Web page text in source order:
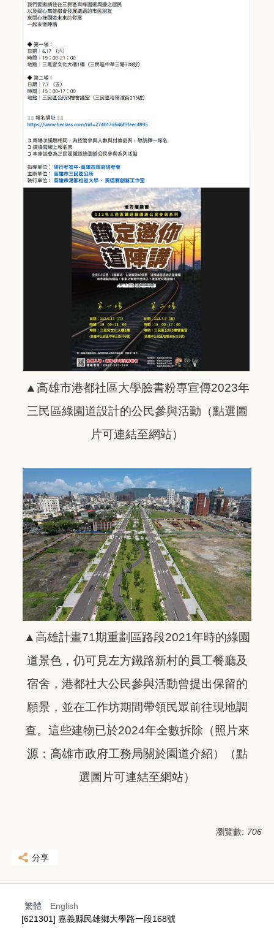
▲高雄市港都社區大學臉書粉專宣傳2023年
三民區綠園道設計的公民參與活動 （點選圖
片可連結至網站）
▲高雄計畫71期重劃區路段2021年時的綠園
道景色，仍可見左方鐵路新村的員工餐廳及
宿舍，港都社大公民參與活動曾提出保留的
願景，並在工作坊期間帶領民眾前往現地調
查。這些建物已於2024年全數拆除（照片來
源：高雄市政府工務局關於園道介紹）
（點
選圖片可連結至網站）
瀏覽數: 706
分享
繁體
English
[621301] 嘉義縣民雄鄉大學路一段168號